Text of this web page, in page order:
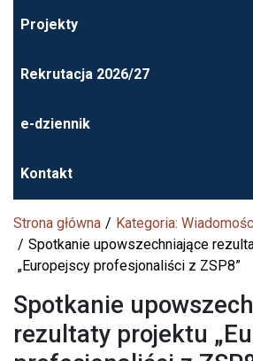
Projekty
Rekrutacja 2026/27
e-dziennik
Kontakt
Strona główna Kategoria:
Spotkanie upowszechniające
„Europejscy profesjonaliści z ZSP8”
Spotkanie
rezultaty projektu